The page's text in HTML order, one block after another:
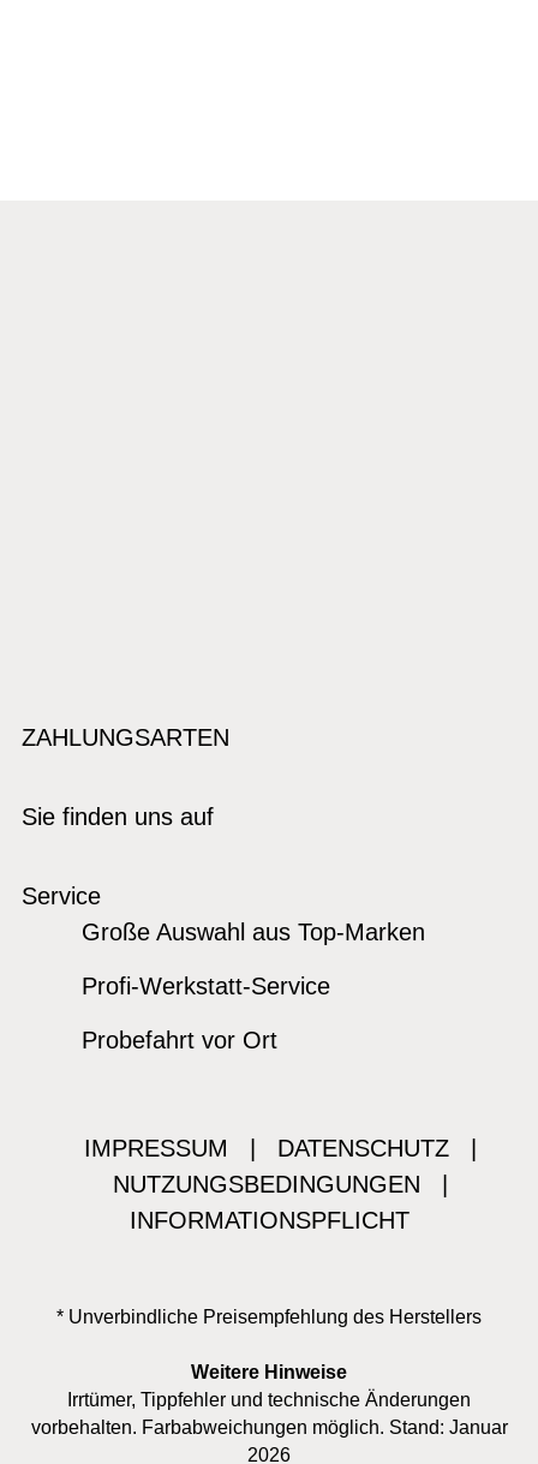
ZAHLUNGSARTEN
Sie finden uns auf
Service
Große Auswahl aus Top-Marken
Profi-Werkstatt-Service
Probefahrt vor Ort
IMPRESSUM DATENSCHUTZ
NUTZUNGSBEDINGUNGEN
INFORMATIONSPFLICHT
* Unverbindliche Preisempfehlung des Herstellers
Weitere Hinweise
Irrtümer, Tippfehler und technische Änderungen
vorbehalten. Farbabweichungen möglich. Stand: Januar
2026